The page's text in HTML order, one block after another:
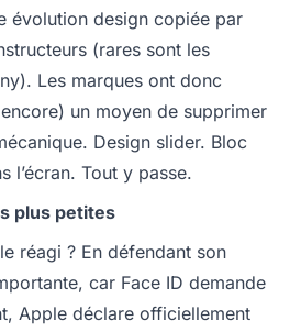
évolution design copiée par
(rares sont les
Les marques ont donc
un moyen de supprimer
Design slider. Bloc
l’écran. Tout y passe.
plus petites
réagi ? En défendant son
car Face ID demande
Apple déclare officiellement